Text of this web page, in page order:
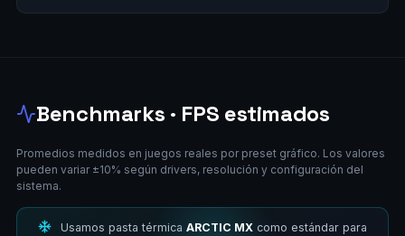
Benchmarks · FPS estimados
Promedios medidos en juegos reales por preset gráfico. Los valores
pueden variar ±10% según drivers, resolución y configuración del
sistema.
Usamos pasta térmica ARCTIC MX como estándar para